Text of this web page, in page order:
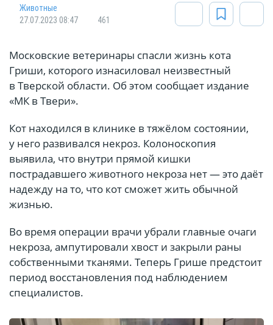
Животные
27.07.2023 08:47
461
Московские ветеринары спасли жизнь кота
Гриши, которого изнасиловал неизвестный
в Тверской области. Об этом сообщает издание
«МК в Твери».
Кот находился в клинике в тяжёлом состоянии,
у него развивался некроз. Колоноскопия
выявила, что внутри прямой кишки
пострадавшего животного некроза нет — это даёт
надежду на то, что кот сможет жить обычной
жизнью.
Во время операции врачи убрали главные очаги
некроза, ампутировали хвост и закрыли раны
собственными тканями. Теперь Грише предстоит
период восстановления под наблюдением
специалистов.